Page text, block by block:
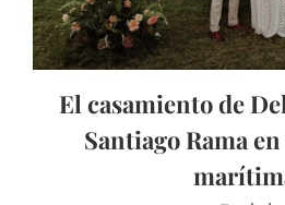
El casamiento de
Santiago Rama